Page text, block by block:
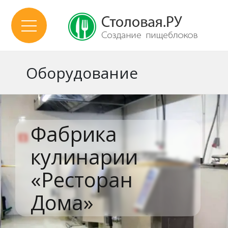
Оборудование
Фабрика
кулинарии
«Ресторан
Дома»